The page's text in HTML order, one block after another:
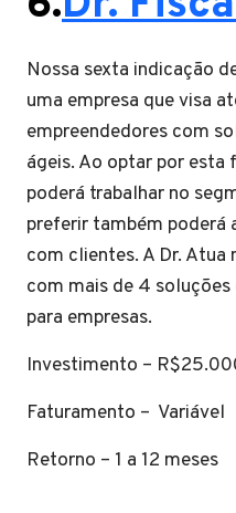
Nossa sexta indicação
uma empresa que visa
empreendedores com
ágeis. Ao optar por esta
poderá trabalhar no
preferir também
com clientes. A Dr.
com mais de 4
para empresas.
Investimento –
Faturamento – Variável
Retorno – 1 a 12 meses